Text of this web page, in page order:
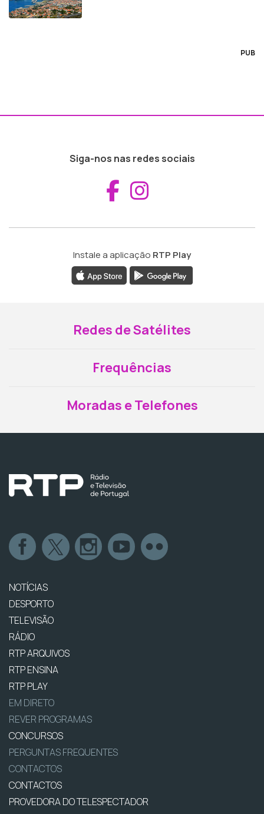
PUB
Siga-nos nas redes sociais
Aceder ao
Instale a aplicação RTP Play
Redes de Satélites
Frequências
Moradas e Telefones
NOTÍCIAS
DESPORTO
TELEVISÃO
RÁDIO
RTP ARQUIVOS
RTP ENSINA
RTP PLAY
EM DIRETO
REVER PROGRAMAS
CONCURSOS
PERGUNTAS FREQUENTES
CONTACTOS
CONTACTOS
PROVEDORA DO TELESPECTADOR